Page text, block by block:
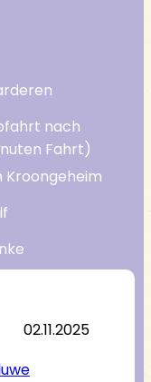
nach
Fahrt)
Kroongeheim
02.11.2025